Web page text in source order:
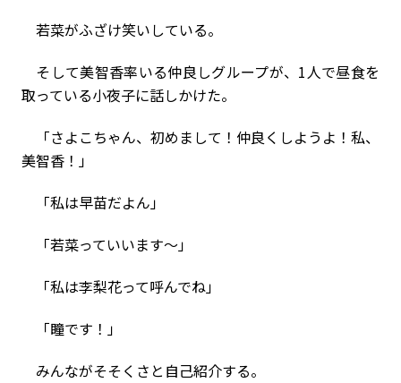
若菜がふざけ笑いしている。
そして美智香率いる仲良しグループが、1人で昼食を
取っている小夜子に話しかけた。
「さよこちゃん、初めまして！仲良くしようよ！私、
美智香！」
「私は早苗だよん」
「若菜っていいます〜」
「私は李梨花って呼んでね」
「瞳です！」
みんながそそくさと自己紹介する。